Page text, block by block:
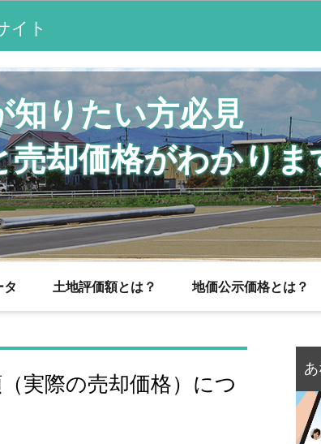
イト
知りたい方必見
却価格がわかりま
タ 土地評価額とは？ 地価公示価格とは？
実際の売却価格）につ